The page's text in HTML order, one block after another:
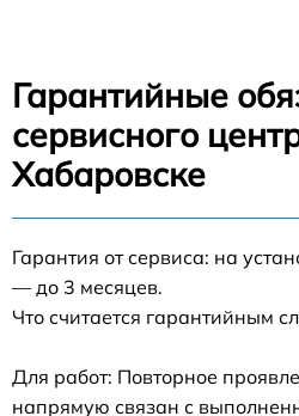
Гарантийные
сервисного
Хабаровске
Гарантия от сервиса: на
— до 3 месяцев.
Что считается гарантийным
Для работ: Повторное
напрямую связан с